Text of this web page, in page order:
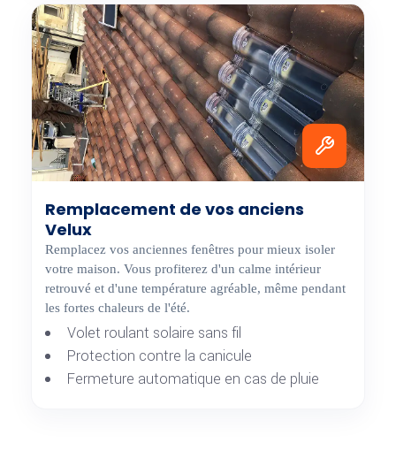
Remplacement de vos anciens
Velux
Remplacez vos anciennes fenêtres pour mieux isoler
votre maison. Vous profiterez d'un calme intérieur
retrouvé et d'une température agréable, même pendant
les fortes chaleurs de l'été.
Volet roulant solaire sans fil
Protection contre la canicule
Fermeture automatique en cas de pluie